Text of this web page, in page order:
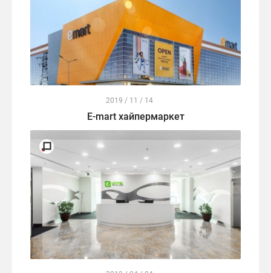
2019 / 11 / 14
E-mart хайпермаркет